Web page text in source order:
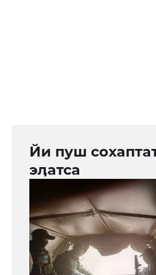
Йи пуш
эӆатса